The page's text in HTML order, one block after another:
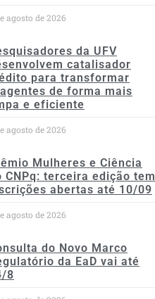
agosto de 2026
da UFV
catalisador
para transformar
de forma mais
e eficiente
agosto de 2026
Mulheres e Ciência
CNPq: terceira edição tem
abertas até 10/09
agosto de 2026
do Novo Marco
da EaD vai até
8